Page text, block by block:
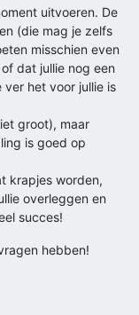
uitvoeren. De
(die mag je zelfs
misschien even
dat jullie nog een
het voor jullie is
groot), maar
is goed op
krapjes worden,
overleggen en
succes!
hebben!